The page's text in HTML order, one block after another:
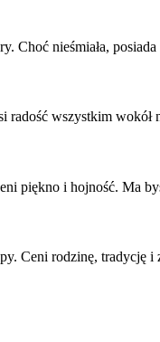
Choć nieśmiała,
wszystkim
piękno i hojność. Ma
Ceni rodzinę, tradycję i